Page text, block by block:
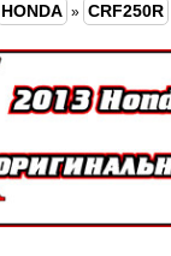
HONDA » CRF250R